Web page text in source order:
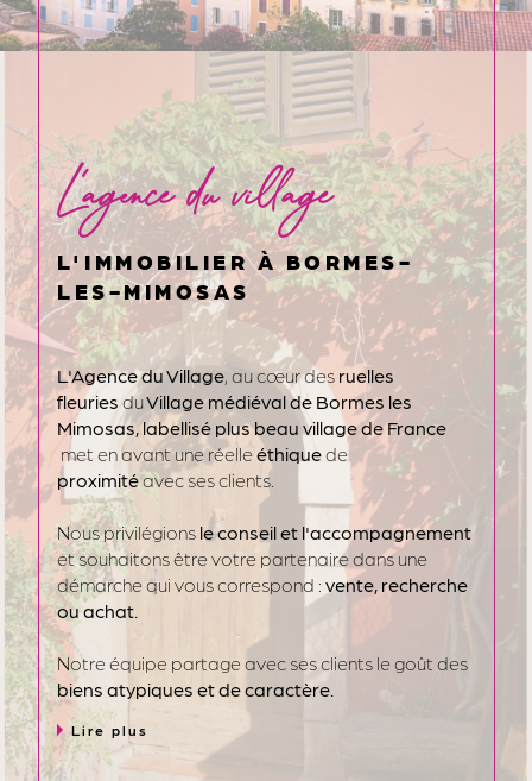
L'agence du village
L'IMMOBILIER À BORMES-
LES-MIMOSAS
L'Agence du Village, au cœur des ruelles
fleuries duVillage médiéval de Bormes les
Mimosas, labellisé plus beau village de France
met en avant une réelleéthiquede
proximitéavec ses clients.
Nous privilégions le conseil et l'accompagnement
et souhaitons être votre partenaire dans une
démarche qui vous correspond : vente, recherche
ou achat.
Notre équipe partage avec ses clients le goût des
biens atypiques et de caractère.
Un accueil personnalisé est réservé à nos clients
étrangers. Au sein de
Lire plus